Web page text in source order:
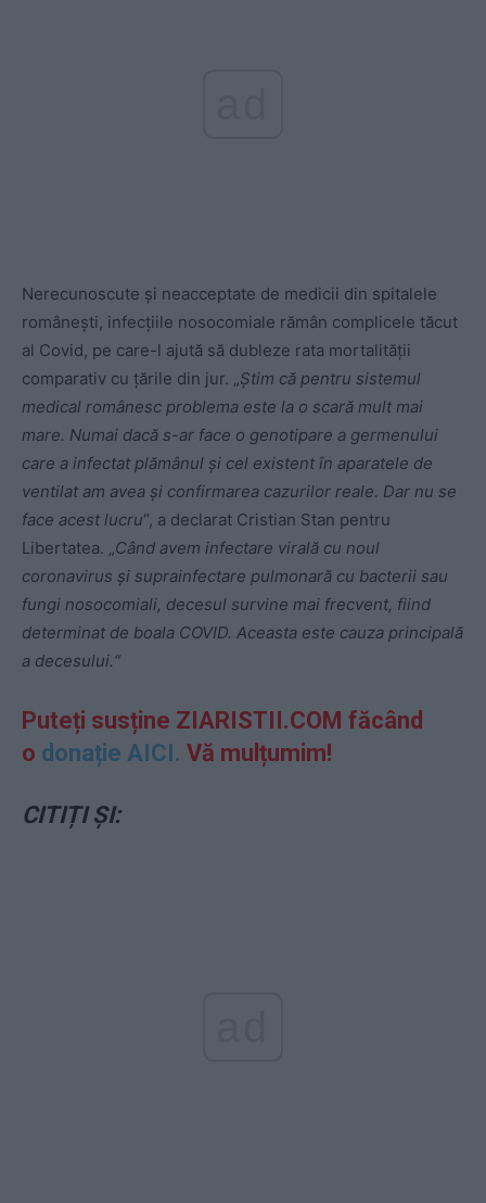
Nerecunoscute și neacceptate de medicii din spitalele
românești, infecțiile nosocomiale rămân complicele tăcut
al Covid, pe care-l ajută să dubleze rata mortalității
comparativ cu țările din jur. „Știm că pentru sistemul
medical românesc problema este la o scară mult mai
mare. Numai dacă s-ar face o genotipare a germenului
care a infectat plămânul și cel existent în aparatele de
ventilat am avea și confirmarea cazurilor reale. Dar nu se
face acest lucru“, a declarat Cristian Stan pentru
Libertatea. „Când avem infectare virală cu noul
coronavirus și suprainfectare pulmonară cu bacterii sau
fungi nosocomiali, decesul survine mai frecvent, fiind
determinat de boala COVID. Aceasta este cauza principală
a decesului.“
Puteți susține ZIARISTII.COM făcând
o donație AICI. Vă mulțumim!
CITIȚI ȘI: